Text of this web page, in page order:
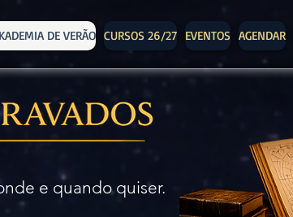
DE VERÃO CURSOS 26/27 EVENTOS AGENDAR
e quando quiser.